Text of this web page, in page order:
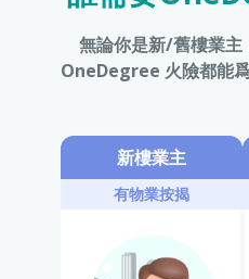
無論你是新/舊樓業主
OneDegree 火險都能
新樓業主
有物業按揭